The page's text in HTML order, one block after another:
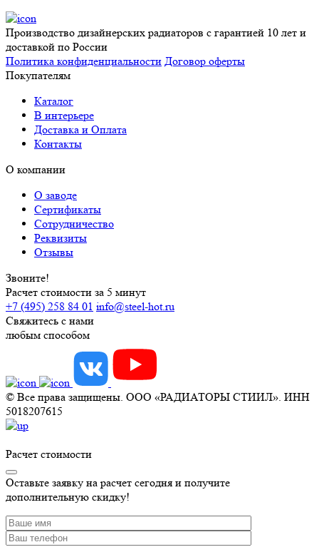
Производство дизайнерских радиаторов с гарантией 10 лет и
доставкой по России
Политика конфиденциальности Договор оферты
Покупателям
Каталог
В интерьере
Доставка и Оплата
Контакты
О компании
О заводе
Сертификаты
Сотрудничество
Реквизиты
Отзывы
Звоните!
Расчет стоимости за 5 минут
+7 (495) 258 84 01 info@steel-hot.ru
Свяжитесь с нами
любым способом
© Все права защищены. ООО «РАДИАТОРЫ СТИИЛ». ИНН
5018207615
Расчет стоимости
Оставьте заявку на расчет сегодня и получите
дополнительную скидку!